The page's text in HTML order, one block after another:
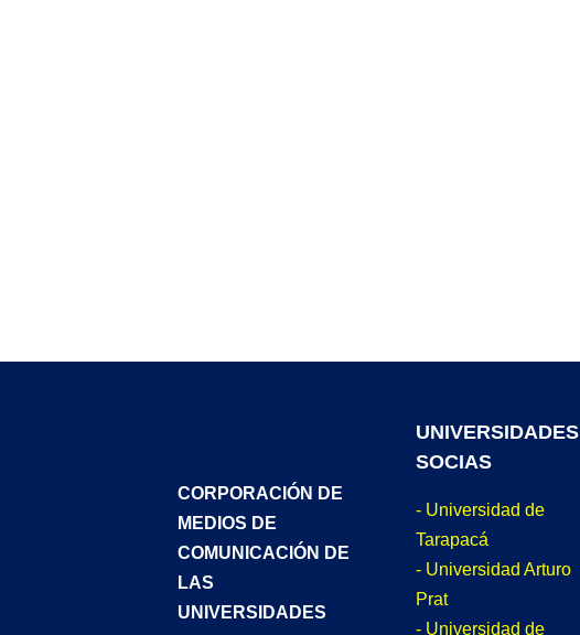
CORPORACIÓN DE
MEDIOS DE
COMUNICACIÓN DE
LAS
UNIVERSIDADES
UNIVERSIDADES
SOCIAS
- Universidad de
Tarapacá
- Universidad Arturo
Prat
- Universidad de